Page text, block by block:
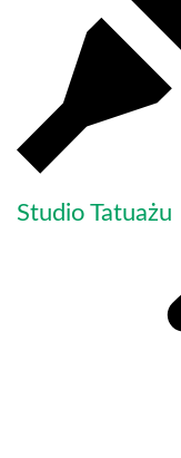
Studio Tatuażu